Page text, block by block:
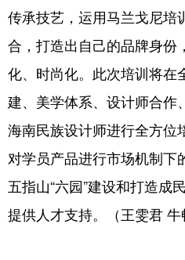
传承技艺，运用马兰戈尼培
合，打造出自己的品牌身份
化、时尚化。此次培训将在
建、美学体系、设计师合作
海南民族设计师进行全方位
对学员产品进行市场机制下
五指山“六园”建设和打造成
提供人才支持。（王雯君 牛